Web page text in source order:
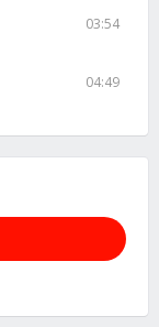
03:54
04:49